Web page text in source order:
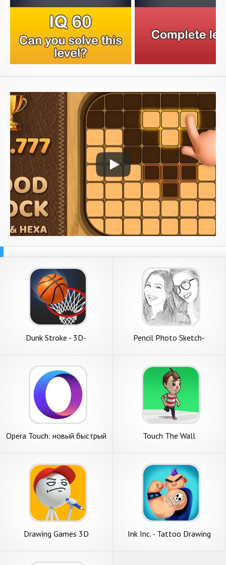
Dunk Stroke - 3D-
Pencil Photo Sketch-
Opera Touch: новый быстрый
Touch The Wall
Drawing Games 3D Ink Inc. - Tattoo Drawing